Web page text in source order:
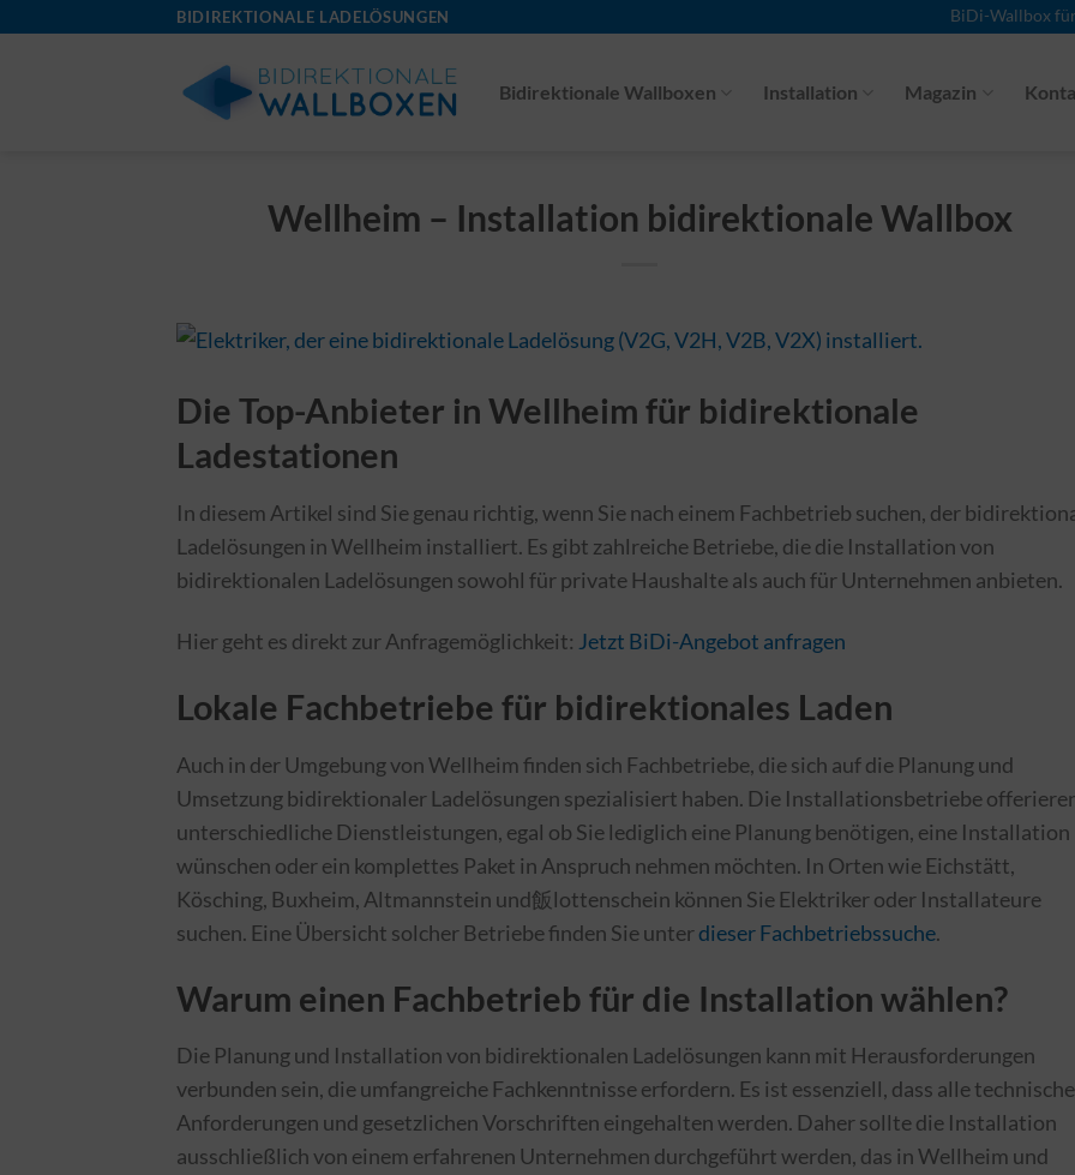
BIDIREKTIONALE LADELÖSUNGEN BiDi-Wallbox
Bidirektionale Wallboxen Installation Magazin
Wellheim – Installation bidirektionale Wallbox
Die Top-Anbieter in Wellheim für bidirektionale
Ladestationen
In diesem Artikel sind Sie genau richtig, wenn Sie nach einem Fachbetrieb suchen, der
Ladelösungen in Wellheim installiert. Es gibt zahlreiche Betriebe, die die Installation von
bidirektionalen Ladelösungen sowohl für private Haushalte als auch für Unternehmen anbieten.
Hier geht es direkt zur Anfragemöglichkeit: Jetzt BiDi-Angebot anfragen
Lokale Fachbetriebe für bidirektionales Laden
Auch in der Umgebung von Wellheim finden sich Fachbetriebe, die sich auf die Planung und
Umsetzung bidirektionaler Ladelösungen spezialisiert haben. Die Installationsbetriebe
unterschiedliche Dienstleistungen, egal ob Sie lediglich eine Planung benötigen, eine Installation
wünschen oder ein komplettes Paket in Anspruch nehmen möchten. In Orten wie Eichstätt,
Kösching, Buxheim, Altmannstein und飯lottenschein können Sie Elektriker oder Installateure
suchen. Eine Übersicht solcher Betriebe finden Sie unterdieser Fachbetriebssuche.
Warum einen Fachbetrieb für die Installation wählen?
Die Planung und Installation von bidirektionalen Ladelösungen kann mit Herausforderungen
verbunden sein, die umfangreiche Fachkenntnisse erfordern. Es ist essenziell, dass alle
Anforderungen und gesetzlichen Vorschriften eingehalten werden. Daher sollte die Installation
ausschließlich von einem erfahrenen Unternehmen durchgeführt werden, das in Wellheim und